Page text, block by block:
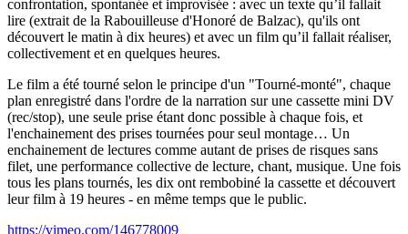
confrontation, spontanée et improvisée : avec un texte qu’il fallait
lire (extrait de la Rabouilleuse d'Honoré de Balzac), qu'ils ont
découvert le matin à dix heures) et avec un film qu’il fallait réaliser,
collectivement et en quelques heures.
Le film a été tourné selon le principe d'un "Tourné-monté", chaque
plan enregistré dans l'ordre de la narration sur une cassette mini DV
(rec/stop), une seule prise étant donc possible à chaque fois, et
l'enchainement des prises tournées pour seul montage… Un
enchainement de lectures comme autant de prises de risques sans
filet, une performance collective de lecture, chant, musique. Une fois
tous les plans tournés, les dix ont rembobiné la cassette et découvert
leur film à 19 heures - en même temps que le public.
https://vimeo.com/146778009